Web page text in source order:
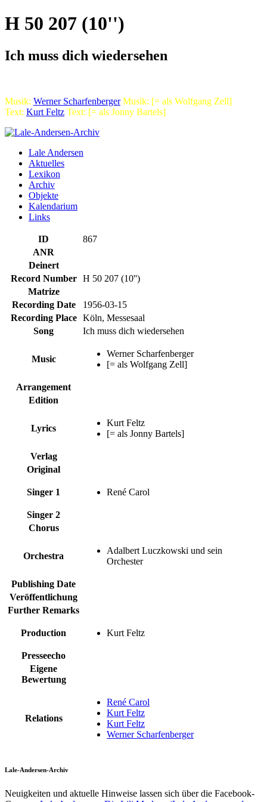
H 50 207 (10'')
Ich muss dich wiedersehen
Musik: Werner ScharfenbergerMusik: [= als Wolfgang Zell]
Text: Kurt Feltz Text: [= als Jonny Bartels]
Lale Andersen
Aktuelles
Lexikon
Archiv
Objekte
Kalendarium
Links
ID
867
ANR
Deinert
Record Number
H 50 207 (10'')
Matrize
Recording Date
1956-03-15
Recording Place
Köln, Messesaal
Song
Ich muss dich wiedersehen
Music
Werner Scharfenberger
[= als Wolfgang Zell]
Arrangement
Edition
Lyrics
Kurt Feltz
[= als Jonny Bartels]
Verlag
Original
Singer 1 René Carol
Singer 2
Chorus
Orchestra
Adalbert Luczkowski und sein
Orchester
Publishing Date
Veröffentlichung
Further Remarks
Production Kurt Feltz
Presseecho
Eigene
Bewertung
Relations
René Carol
Kurt Feltz
Kurt Feltz
Werner Scharfenberger
Lale-Andersen-Archiv
Neuigkeiten und aktuelle Hinweise lassen sich über die Facebook-